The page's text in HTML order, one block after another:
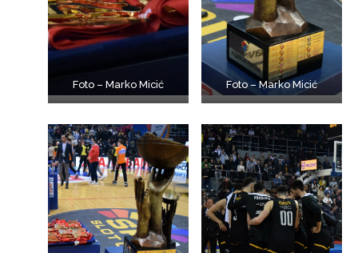
Foto – Marko Micić Foto – Marko Micić